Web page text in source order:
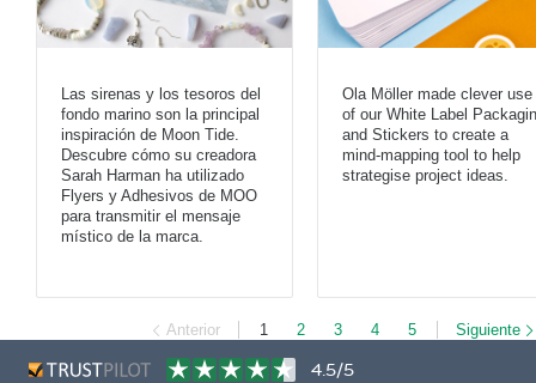
Las sirenas y los tesoros del
fondo marino son la principal
inspiración de Moon Tide.
Descubre cómo su creadora
Sarah Harman ha utilizado
Flyers y Adhesivos de MOO
para transmitir el mensaje
místico de la marca.
Ola Möller made clever use
of our White Label
and Stickers to create a
mind-mapping tool to help
strategise project ideas.
Anterior 1 2 3 4 5 Siguiente
4.5/5